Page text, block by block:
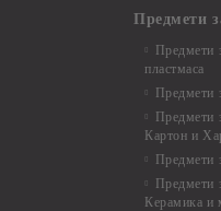
Предмети
Предмети
пластмаса
Предмети
Предмети
Картон и
Предмети
Керамика и